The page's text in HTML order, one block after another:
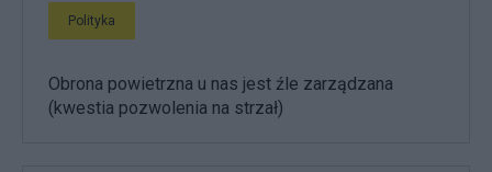
Polityka
Obrona powietrzna u nas jest źle zarządzana
(kwestia pozwolenia na strzał)